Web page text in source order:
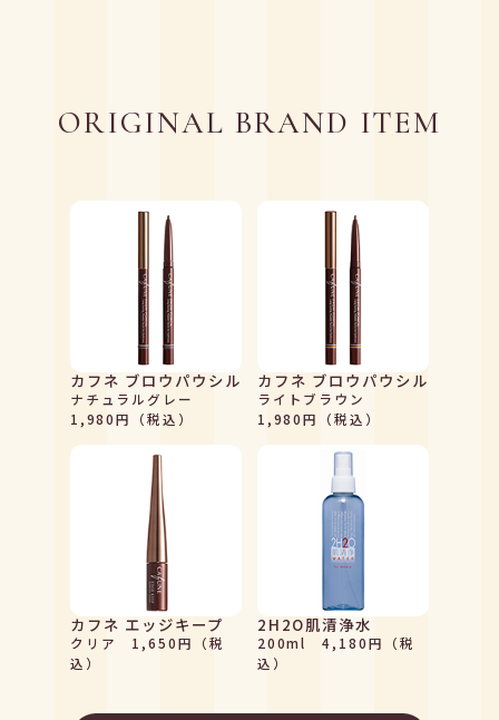
ORIGINAL BRAND ITEM
カフネ ブロウパウシル
ナチュラルグレー
1,980円（税込）
カフネ ブロウパウシル
ライトブラウン
1,980円（税込）
カフネ エッジキープ
クリア 1,650円（税
込）
2H2O肌清浄水
200ml 4,180円（税
込）